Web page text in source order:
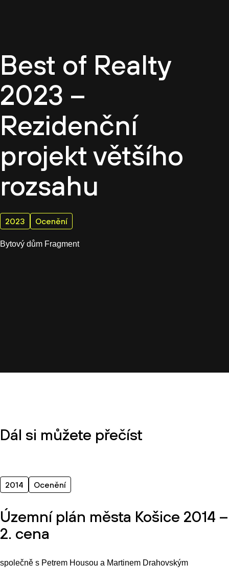
Best of Realty
2023 –
Rezidenční
projekt většího
rozsahu
2023 Ocenění
Bytový dům Fragment
Dál si můžete přečíst
2014 Ocenění
Územní plán města Košice 2014 –
2. cena
společně s Petrem Housou a Martinem Drahovským